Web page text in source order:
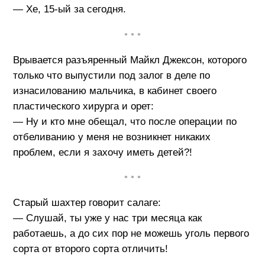
— Хе, 15-ый за сегодня.
• • •
Врывается разъяренный Майкл Джексон, которого
только что выпустили под залог в деле по
изнасилованию мальчика, в кабинет своего
пластического хирурга и орет:
— Ну и кто мне обещал, что после операции по
отбеливанию у меня не возникнет никаких
проблем, если я захочу иметь детей?!
• • •
Старый шахтер говорит салаге:
— Слушай, ты уже у нас три месяца как
работаешь, а до сих пор не можешь уголь первого
сорта от второго сорта отличить!